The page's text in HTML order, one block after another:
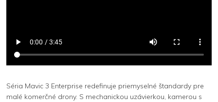
Séria Mavic 3 Enterprise redefinuje priemyselné štandardy pre
malé komerčné drony. S mechanickou uzávierkou, kamerou s